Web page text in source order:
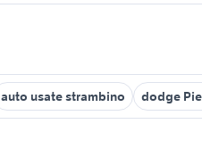
auto usate strambino dodge